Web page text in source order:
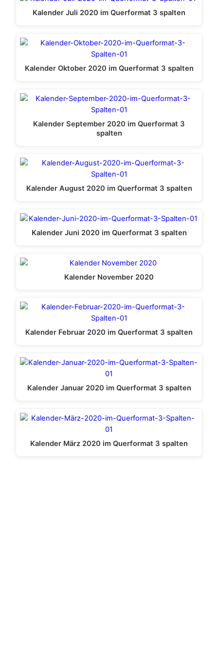
Kalender Juli 2020 im Querformat 3 spalten
Kalender Oktober 2020 im Querformat 3 spalten
Kalender September 2020 im Querformat 3
spalten
Kalender August 2020 im Querformat 3 spalten
Kalender Juni 2020 im Querformat 3 spalten
Kalender November 2020
Kalender Februar 2020 im Querformat 3 spalten
Kalender Januar 2020 im Querformat 3 spalten
Kalender März 2020 im Querformat 3 spalten